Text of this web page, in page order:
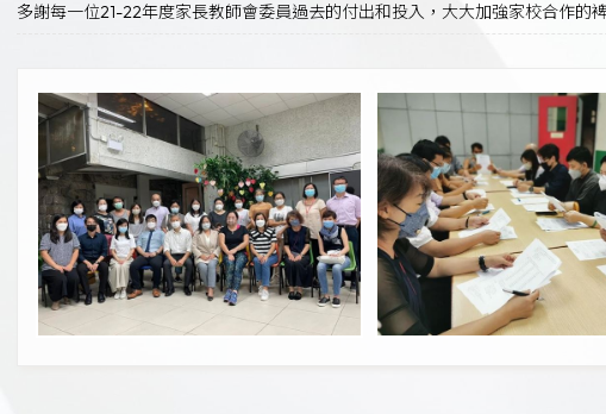
多謝每一位21-22年度家長教師會委員過去的付出和投入，大大加強家校合作